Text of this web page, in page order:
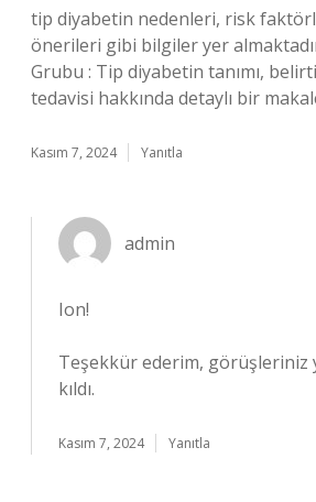
tip diyabetin nedenleri, risk
önerileri gibi bilgiler yer
Grubu : Tip diyabetin tanımı,
tedavisi hakkında detaylı bir
Kasım 7, 2024 Yanıtla
admin
Ion!
Teşekkür ederim, görüşleriniz
kıldı.
Kasım 7, 2024 Yanıtla